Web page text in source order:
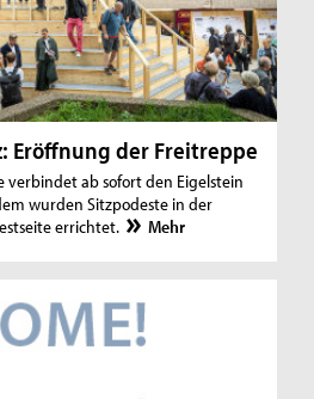
Eröffnung der Freitreppe
verbindet ab sofort den Eigelstein
wurden Sitzpodeste in der
errichtet.
Mehr